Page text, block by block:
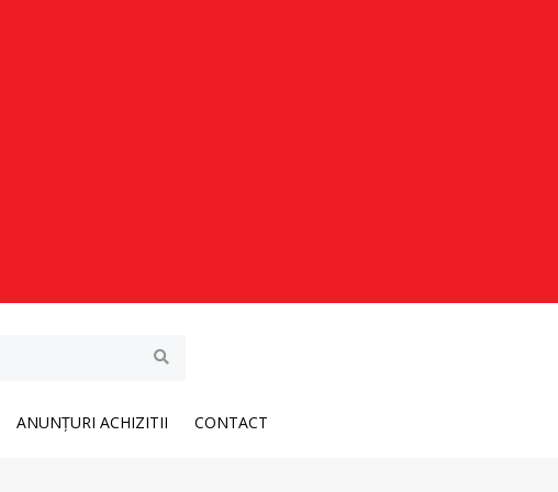
ANUNȚURI ACHIZITII CONTACT